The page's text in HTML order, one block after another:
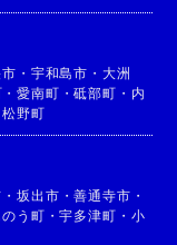
・ 宇和島市 ・ 大洲
・愛南町 ・砥部町 ・ 内
松野町
・坂出市 ・善通寺市 ・
のう町 ・宇多津町 ・ 小